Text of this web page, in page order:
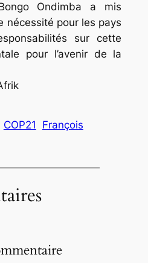
Ondimba a mis
nécessité pour les pays
sur cette
pour l’avenir de la
COP21
François